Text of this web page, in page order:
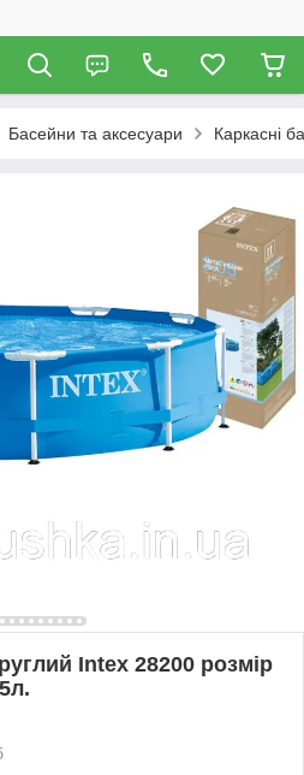
Басейни та аксесуари Каркасні
Intex 28200 розмір